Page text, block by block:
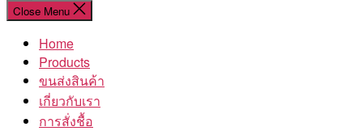
search
Close Menu
Home
Products
ขนส่งสินค้า
เกี่ยวกับเรา
การสั่งชื้อ